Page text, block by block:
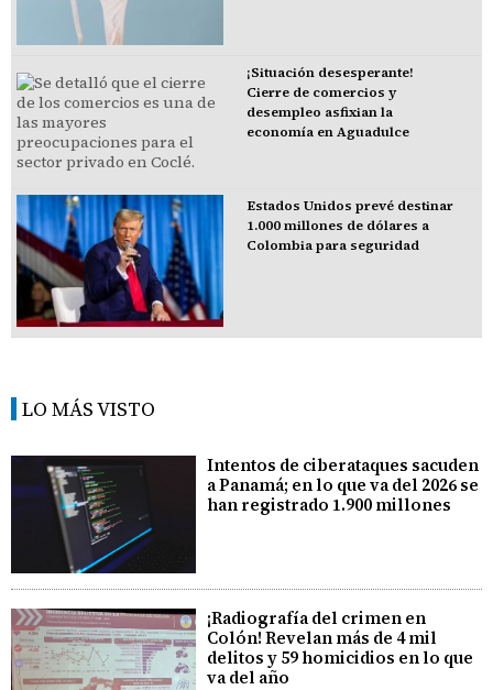
¡Situación desesperante!
Cierre de comercios y
desempleo asfixian la
economía en Aguadulce
Estados Unidos prevé destinar
1.000 millones de dólares a
Colombia para seguridad
LO MÁS VISTO
Intentos de ciberataques sacuden
a Panamá; en lo que va del 2026 se
han registrado 1.900 millones
¡Radiografía del crimen en
Colón! Revelan más de 4 mil
delitos y 59 homicidios en lo que
va del año